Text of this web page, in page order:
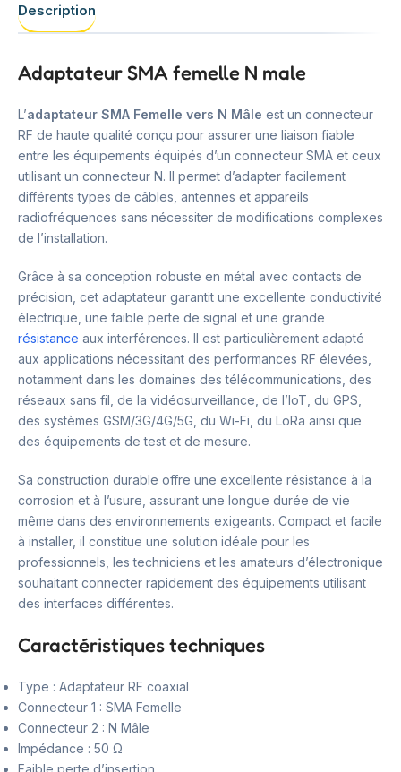
Description
Adaptateur SMA femelle N male
L’adaptateur SMA Femelle vers N Mâle est un connecteur
RF de haute qualité conçu pour assurer une liaison fiable
entre les équipements équipés d’un connecteur SMA et ceux
utilisant un connecteur N. Il permet d’adapter facilement
différents types de câbles, antennes et appareils
radiofréquences sans nécessiter de modifications complexes
de l’installation.
Grâce à sa conception robuste en métal avec contacts de
précision, cet adaptateur garantit une excellente conductivité
électrique, une faible perte de signal et une grande
résistance aux interférences. Il est particulièrement adapté
aux applications nécessitant des performances RF élevées,
notamment dans les domaines des télécommunications, des
réseaux sans fil, de la vidéosurveillance, de l’IoT, du GPS,
des systèmes GSM/3G/4G/5G, du Wi-Fi, du LoRa ainsi que
des équipements de test et de mesure.
Sa construction durable offre une excellente résistance à la
corrosion et à l’usure, assurant une longue durée de vie
même dans des environnements exigeants. Compact et facile
à installer, il constitue une solution idéale pour les
professionnels, les techniciens et les amateurs d’électronique
souhaitant connecter rapidement des équipements utilisant
des interfaces différentes.
Caractéristiques techniques
Type : Adaptateur RF coaxial
Connecteur 1 : SMA Femelle
Connecteur 2 : N Mâle
Impédance : 50 Ω
Faible perte d’insertion